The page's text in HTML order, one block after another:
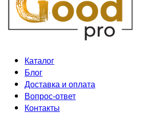
Каталог
Блог
Доставка и оплата
Вопрос-ответ
Контакты